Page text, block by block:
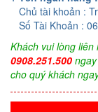
Chủ tài khoản :
Số Tài Khoản :
Khách vui lòng
0908.251.500
cho quý khách